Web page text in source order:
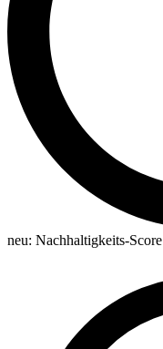
neu: Nachhaltigkeits-Score